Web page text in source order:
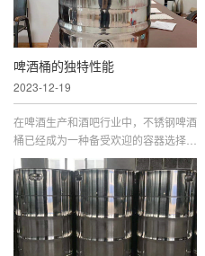
应用，旨在为读者提供更深入的了解。
一、不锈钢饮料桶的优势卫生健康：
不锈钢具有抗菌性能，能够有效抑制...
啤酒桶的独特性能
2023-12-19
在啤酒生产和酒吧行业中，不锈钢啤酒
桶已经成为一种备受欢迎的容器选择。
其独特的特点使其在市场上占据重要地
位。本文将深入探讨不锈钢啤酒桶的特
点，解释为什么它在啤酒行业中备受青
睐。1. 耐腐蚀不锈钢啤酒桶的首要特
点之一是其优异的耐腐蚀性能。由于啤
酒中含有酸性物质和其他腐蚀性成分，